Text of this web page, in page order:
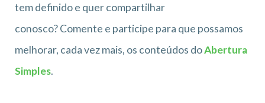
tem definido e quer compartilhar
conosco? Comente e participe para que possamos
melhorar, cada vez mais, os conteúdos doAbertura
Simples.